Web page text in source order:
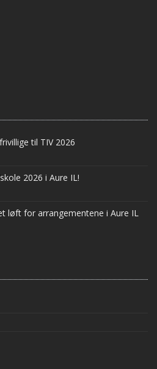
til TIV 2026
2026 i Aure IL!
løft for arrangementene i Aure IL